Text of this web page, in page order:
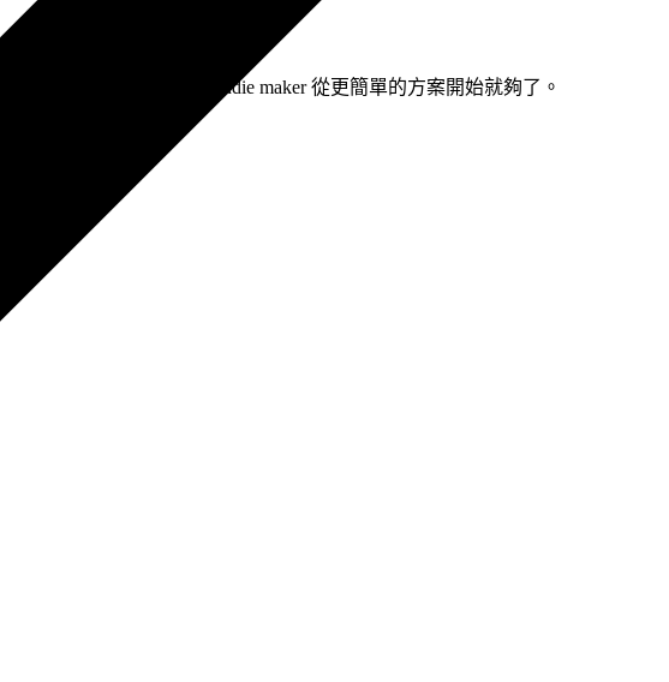
」。實際上，90% 的 indie maker 從更簡單的方案開始就夠了。